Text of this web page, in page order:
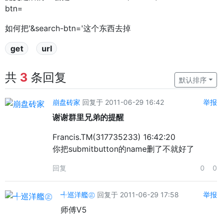
btn=
如何把'&search-btn='这个东西去掉
get url
共 3 条回复 默认排序
崩盘砖家 回复于 2011-06-29 16:42 举报
谢谢群里兄弟的提醒
Francis.TM(317735233) 16:42:20
你把submitbutton的name删了不就好了
回复 0 0
╃巡洋艦㊣ 回复于 2011-06-29 17:58 举报
师傅V5